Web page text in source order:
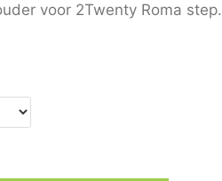
voor 2Twenty Roma step.